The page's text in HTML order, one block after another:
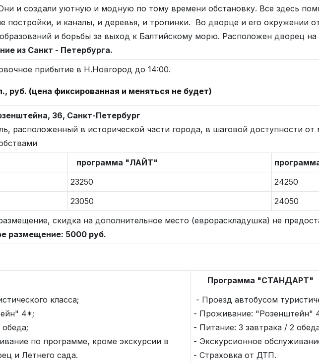
и создали уютную и модную по тому времени обстановку. Все здесь
постройки, и каналы, и деревья, и тропинки. Во дворце и его окружении
и борьбы за выход к Балтийскому морю. Расположен дворец на
из Санкт - Петербурга.
прибытие в Н.Новгород до 14:00.
руб. (цена фиксированная и меняться не будет)
36, Санкт-Петербург
расположенный в исторической части города, в шаговой доступности от
программа "ЛАЙТ"
23250
24250
23050
24050
скидка на дополнительное место (еврораскладушка) не
размещение: 5000 руб.
Программа
класса;
4*;
по программе, кроме экскурсии в
и Летнего сада.
- Проезд автобусом
- Проживание: "Розенштейн"
- Питание: 3 завтрака / 2
- Экскурсионное
- Страховка от ДТП.